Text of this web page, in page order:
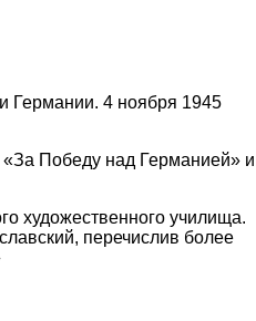
Германии. 4 ноября 1945
Победу над Германией» и
художественного училища.
перечислив более